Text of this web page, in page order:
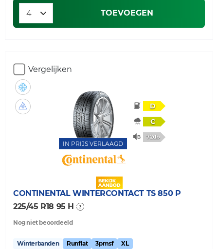
TOEVOEGEN
Vergelijken
IN PRIJS VERLAAGD
D
C
72db
CONTINENTAL WINTERCONTACT TS 850 P
225/45 R18 95 H
Nog niet beoordeeld
Winterbanden Runflat 3pmsf
XL